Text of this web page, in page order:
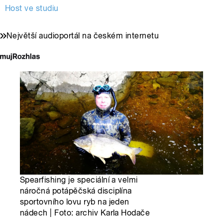
Host ve studiu
Největší audioportál na českém internetu
Spearfishing je speciální a velmi
náročná potápěčská disciplína
sportovního lovu ryb na jeden
nádech | Foto: archiv Karla Hodače